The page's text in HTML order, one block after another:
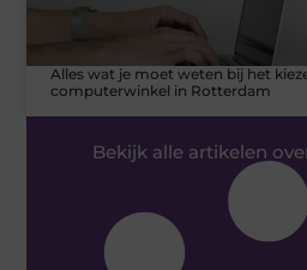
Alles wat je moet weten bij het
computerwinkel in Rotterdam
Bekijk alle artikelen